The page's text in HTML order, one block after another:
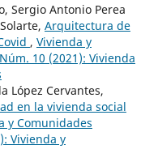
Sergio Antonio Perea
Arquitectura de
, Vivienda y
10 (2021): Vivienda
López Cervantes,
en la vivienda social
y Comunidades
Vivienda y